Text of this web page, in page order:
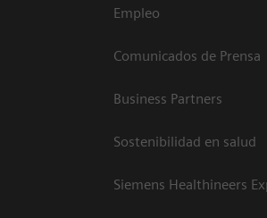
Empleo
Comunicados de Prensa
Business Partners
Sostenibilidad en salud
Siemens Healthineers